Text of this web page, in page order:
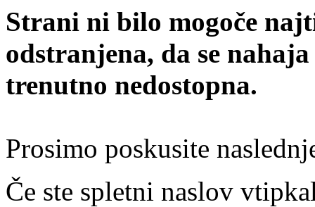
Strani ni bilo mogoče
odstranjena, da se
trenutno nedostopna.
Prosimo poskusite
Če ste spletni naslov